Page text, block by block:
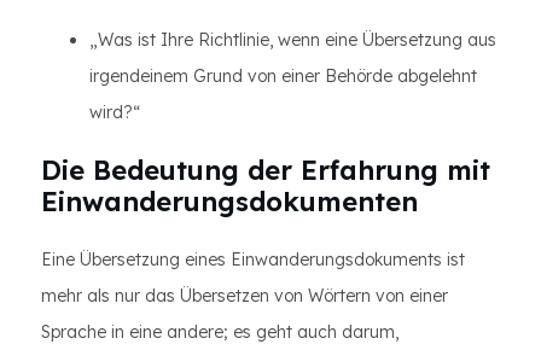
„Was ist Ihre Richtlinie, wenn eine Übersetzung aus
irgendeinem Grund von einer Behörde abgelehnt
wird?“
Die Bedeutung der Erfahrung mit
Einwanderungsdokumenten
Eine Übersetzung eines Einwanderungsdokuments ist
mehr als nur das Übersetzen von Wörtern von einer
Sprache in eine andere; es geht auch darum,